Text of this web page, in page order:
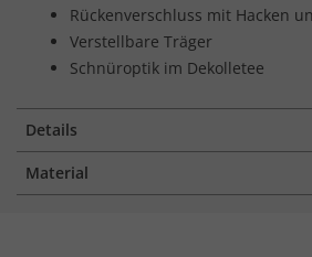
Rückenverschluss mit Hacken
Verstellbare Träger
Schnüroptik im Dekolletee
Details
Material